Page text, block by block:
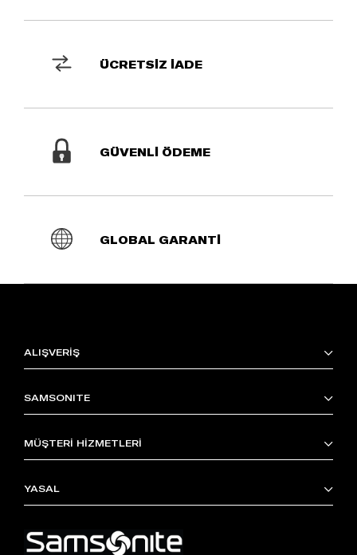
ÜCRETSİZ İADE
GÜVENLİ ÖDEME
GLOBAL GARANTİ
ALIŞVERİŞ
SAMSONITE
MÜŞTERİ HİZMETLERİ
YASAL